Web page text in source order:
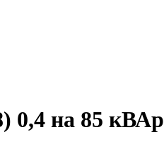
0,4 на 85 кВАр